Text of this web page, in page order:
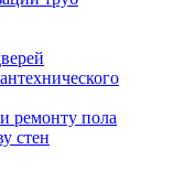
ремонту пола
стен